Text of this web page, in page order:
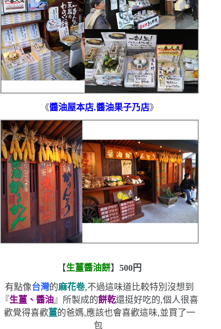
《醬油屋本店.醬油果子乃店》
【生薑醬油餅】500円
有點像台灣的麻花卷,不過這味道比較特別 沒想到
『生薑、醬油 』所製成的餅乾還挺好吃的,個人很喜
歡覺得喜歡薑的爸媽,應該也會喜歡這味,並買了一
包